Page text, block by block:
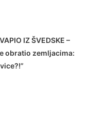
IZ ŠVEDSKE –
obratio zemljacima: